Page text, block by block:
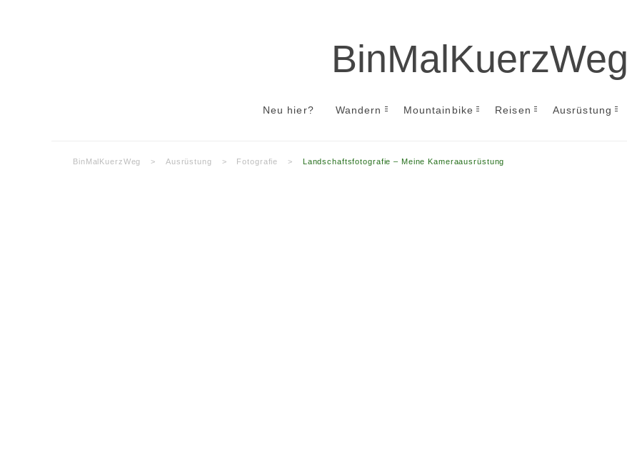
BinMalKuerzWeg
Neu hier? Wandern Mountainbike Reisen Ausrüstung
BinMalKuerzWeg > Ausrüstung > Fotografie > Landschafts­fotografie – Meine Kamera­ausrüstung